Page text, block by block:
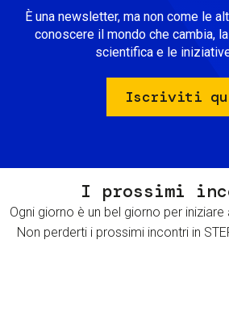
È una newsletter, ma non come le
conoscere il mondo che cambia,
scientifica e le iniziative
Iscriviti
I prossimi
Ogni giorno è un bel giorno per
Non perderti i prossimi incontri in